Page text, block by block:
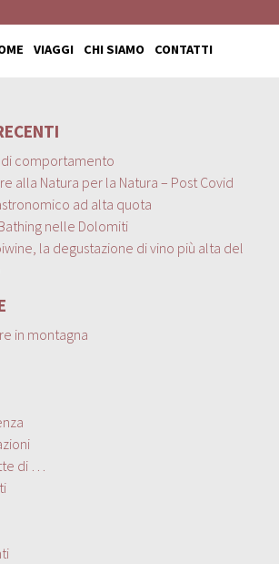
VIAGGI CHI SIAMO CONTATTI
comportamento
alla Natura per la Natura – Post Covid
ad alta quota
nelle Dolomiti
la degustazione di vino più alta del
in montagna
di …